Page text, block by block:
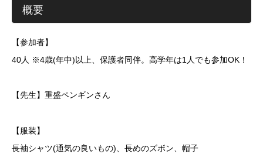
概要
【参加者】
40人 ※4歳(年中)以上、保護者同伴。高学年は1人でも参加OK！
【先生】重盛ペンギンさん
【服装】
長袖シャツ(通気の良いもの)、長めのズボン、帽子